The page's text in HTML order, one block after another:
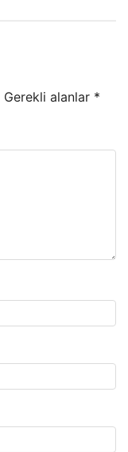
Gerekli alanlar *